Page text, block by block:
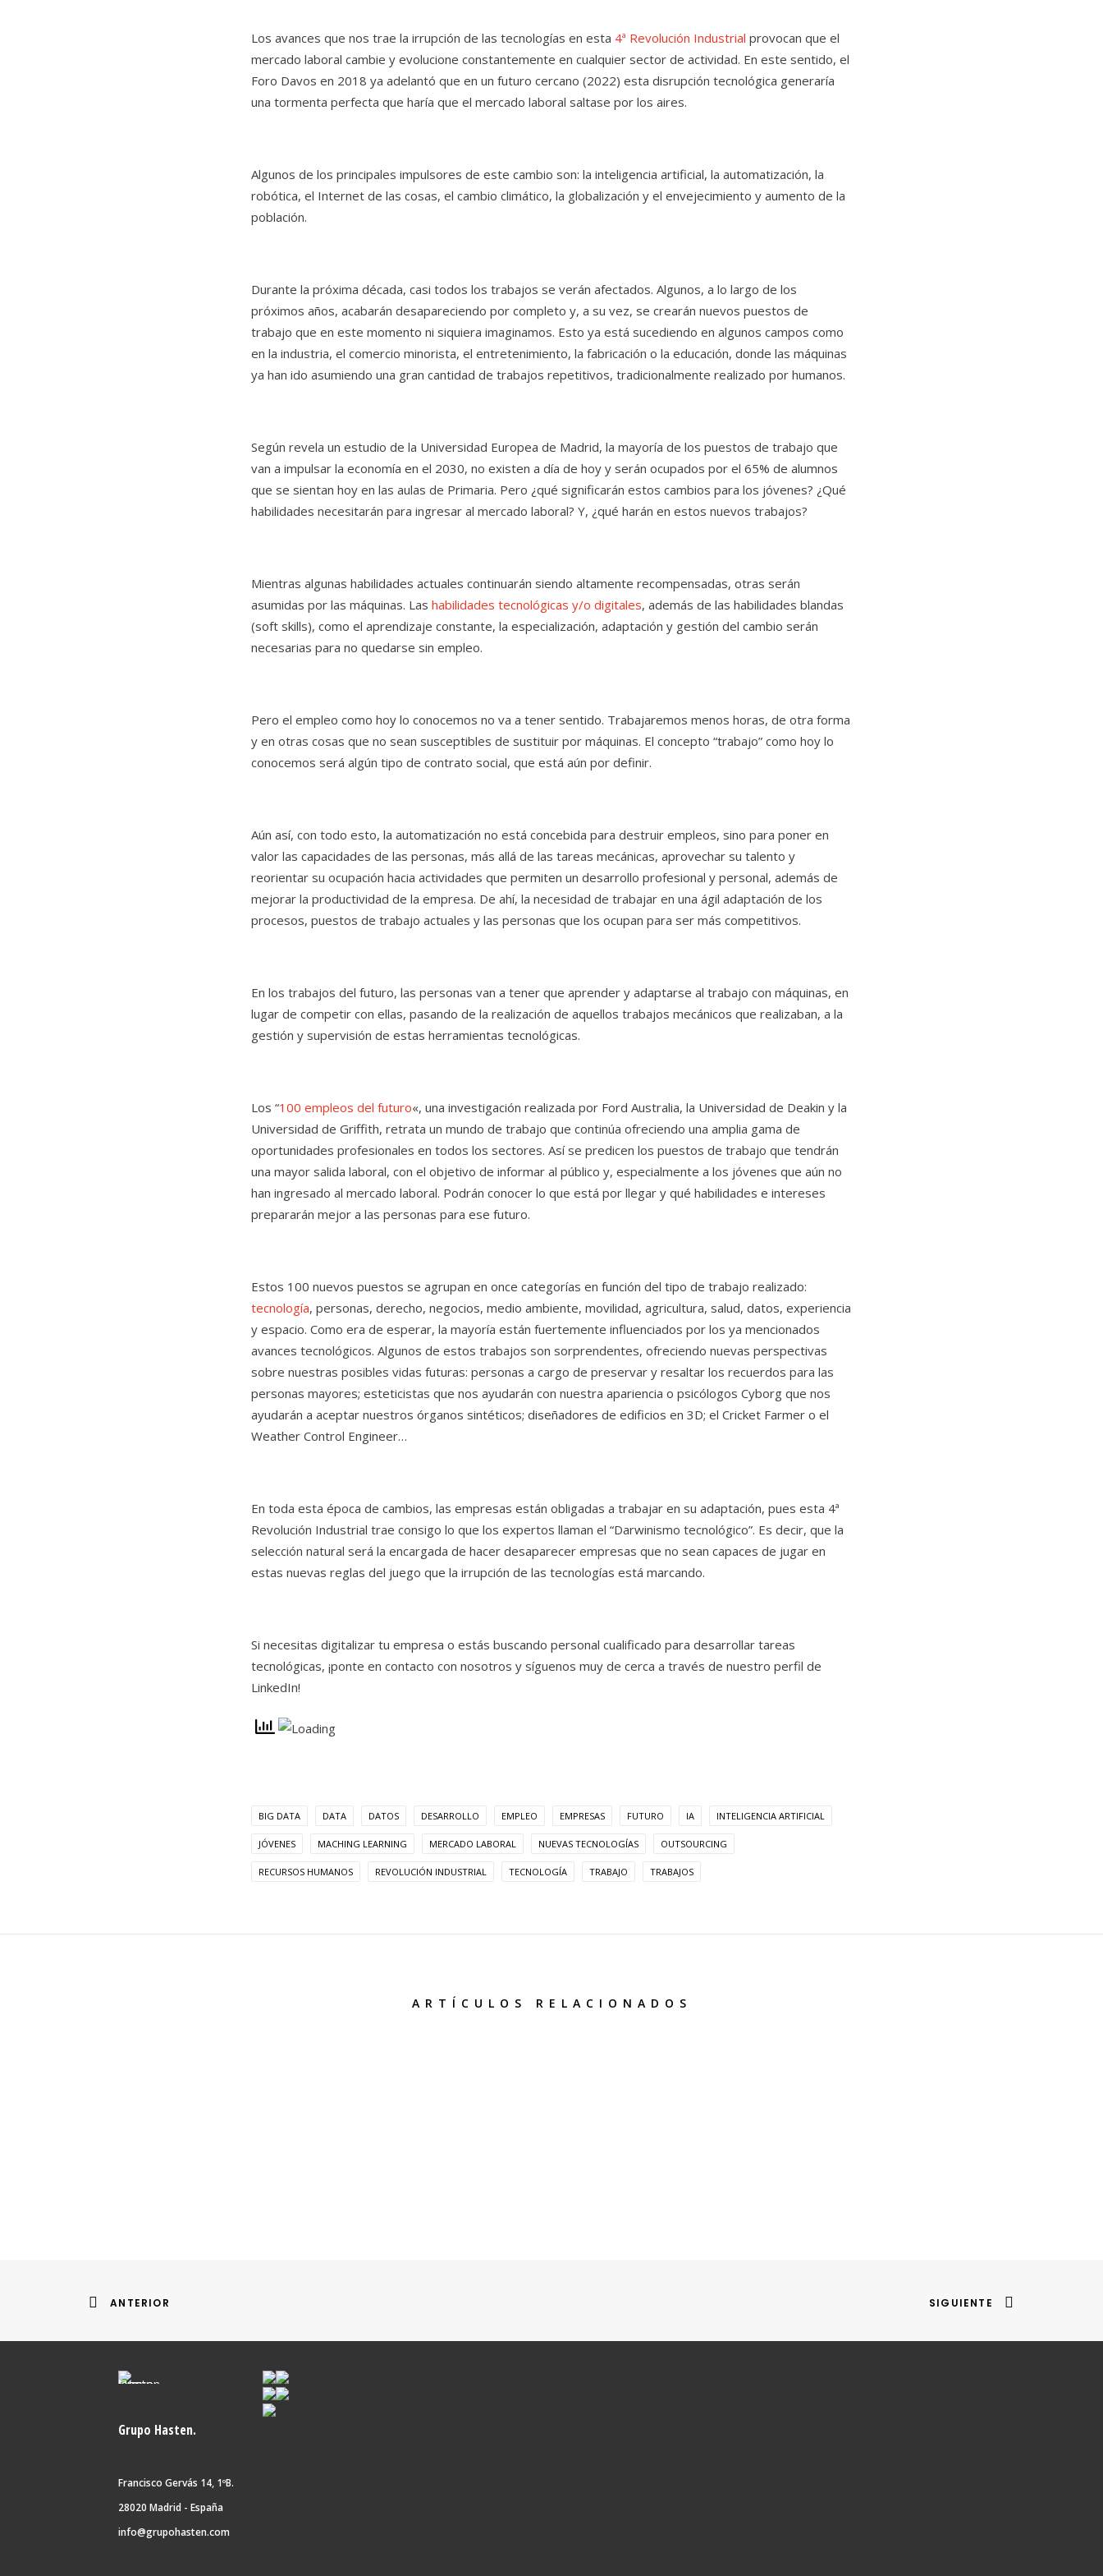
Los avances que nos trae la irrupción de las tecnologías en esta 4ª Revolución Industrial provocan que el
mercado laboral cambie y evolucione constantemente en cualquier sector de actividad. En este sentido, el
Foro Davos en 2018 ya adelantó que en un futuro cercano (2022) esta disrupción tecnológica generaría
una tormenta perfecta que haría que el mercado laboral saltase por los aires.
Algunos de los principales impulsores de este cambio son: la inteligencia artificial, la automatización, la
robótica, el Internet de las cosas, el cambio climático, la globalización y el envejecimiento y aumento de la
población.
Durante la próxima década, casi todos los trabajos se verán afectados. Algunos, a lo largo de los
próximos años, acabarán desapareciendo por completo y, a su vez, se crearán nuevos puestos de
trabajo que en este momento ni siquiera imaginamos. Esto ya está sucediendo en algunos campos como
en la industria, el comercio minorista, el entretenimiento, la fabricación o la educación, donde las máquinas
ya han ido asumiendo una gran cantidad de trabajos repetitivos, tradicionalmente realizado por humanos.
Según revela un estudio de la Universidad Europea de Madrid, la mayoría de los puestos de trabajo que
van a impulsar la economía en el 2030, no existen a día de hoy y serán ocupados por el 65% de alumnos
que se sientan hoy en las aulas de Primaria. Pero ¿qué significarán estos cambios para los jóvenes? ¿Qué
habilidades necesitarán para ingresar al mercado laboral? Y, ¿qué harán en estos nuevos trabajos?
Mientras algunas habilidades actuales continuarán siendo altamente recompensadas, otras serán
asumidas por las máquinas. Las habilidades tecnológicas y/o digitales, además de las habilidades blandas
(soft skills), como el aprendizaje constante, la especialización, adaptación y gestión del cambio serán
necesarias para no quedarse sin empleo.
Pero el empleo como hoy lo conocemos no va a tener sentido. Trabajaremos menos horas, de otra forma
y en otras cosas que no sean susceptibles de sustituir por máquinas. El concepto “trabajo” como hoy lo
conocemos será algún tipo de contrato social, que está aún por definir.
Aún así, con todo esto, la automatización no está concebida para destruir empleos, sino para poner en
valor las capacidades de las personas, más allá de las tareas mecánicas, aprovechar su talento y
reorientar su ocupación hacia actividades que permiten un desarrollo profesional y personal, además de
mejorar la productividad de la empresa. De ahí, la necesidad de trabajar en una ágil adaptación de los
procesos, puestos de trabajo actuales y las personas que los ocupan para ser más competitivos.
En los trabajos del futuro, las personas van a tener que aprender y adaptarse al trabajo con máquinas, en
lugar de competir con ellas, pasando de la realización de aquellos trabajos mecánicos que realizaban, a la
gestión y supervisión de estas herramientas tecnológicas.
Los “100 empleos del futuro«, una investigación realizada por Ford Australia, la Universidad de Deakin y la
Universidad de Griffith, retrata un mundo de trabajo que continúa ofreciendo una amplia gama de
oportunidades profesionales en todos los sectores. Así se predicen los puestos de trabajo que tendrán
una mayor salida laboral, con el objetivo de informar al público y, especialmente a los jóvenes que aún no
han ingresado al mercado laboral. Podrán conocer lo que está por llegar y qué habilidades e intereses
prepararán mejor a las personas para ese futuro.
Estos 100 nuevos puestos se agrupan en once categorías en función del tipo de trabajo realizado:
tecnología, personas, derecho, negocios, medio ambiente, movilidad, agricultura, salud, datos, experiencia
y espacio. Como era de esperar, la mayoría están fuertemente influenciados por los ya mencionados
avances tecnológicos. Algunos de estos trabajos son sorprendentes, ofreciendo nuevas perspectivas
sobre nuestras posibles vidas futuras: personas a cargo de preservar y resaltar los recuerdos para las
personas mayores; esteticistas que nos ayudarán con nuestra apariencia o psicólogos Cyborg que nos
ayudarán a aceptar nuestros órganos sintéticos; diseñadores de edificios en 3D; el Cricket Farmer o el
Weather Control Engineer…
En toda esta época de cambios, las empresas están obligadas a trabajar en su adaptación, pues esta 4ª
Revolución Industrial trae consigo lo que los expertos llaman el “Darwinismo tecnológico”. Es decir, que la
selección natural será la encargada de hacer desaparecer empresas que no sean capaces de jugar en
estas nuevas reglas del juego que la irrupción de las tecnologías está marcando.
Si necesitas digitalizar tu empresa o estás buscando personal cualificado para desarrollar tareas
tecnológicas, ¡ponte en contacto con nosotros y síguenos muy de cerca a través de nuestro perfil de
LinkedIn!
BIG DATA DATA DATOS DESARROLLO EMPLEO EMPRESAS FUTURO IA INTELIGENCIA ARTIFICIAL
JÓVENES MACHING LEARNING MERCADO LABORAL NUEVAS TECNOLOGÍAS OUTSOURCING
RECURSOS HUMANOS REVOLUCIÓN INDUSTRIAL TECNOLOGÍA TRABAJO TRABAJOS
ARTÍCULOS RELACIONADOS
ANTERIOR SIGUIENTE
Grupo Hasten.
Francisco Gervás 14, 1ºB.
28020 Madrid - España
info@grupohasten.com